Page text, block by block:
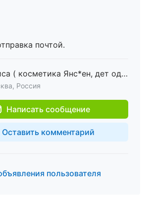
почтой.
Алиса ( косметика Янс*ен, дет одеж. Моне)
Россия
Написать сообщение
Оставить комментарий
пользователя